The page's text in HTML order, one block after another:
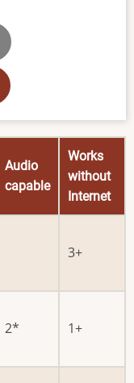
Audio
capable
Works
without
Internet
3
2 1